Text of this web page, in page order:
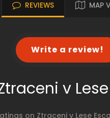
REVIEWS MAP
Write a review!
v
on Ztraceni v Lese